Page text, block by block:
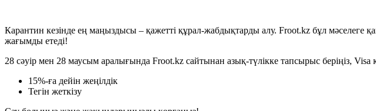
Карантин кезінде ең маңыздысы – қажетті құрал-жабдықтарды алу. Froot.kz бұл мәселеге
жағымды етеді!
28 сәуір мен 28 маусым аралығында Froot.kz сайтынан азық-түлікке тапсырыс беріңіз,
15%-ға дейін жеңілдік
Тегін жеткізу